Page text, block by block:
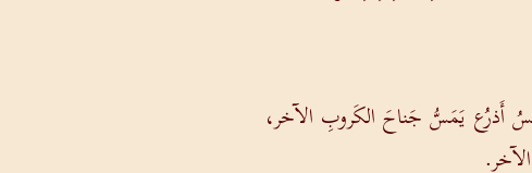
أَذرُع يَمَسُّ جَناحَ الكَروبِ الآخر،